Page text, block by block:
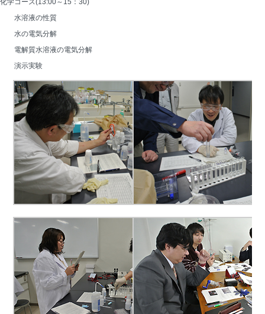
化学コース(13:00～15：30)
水溶液の性質
水の電気分解
電解質水溶液の電気分解
演示実験